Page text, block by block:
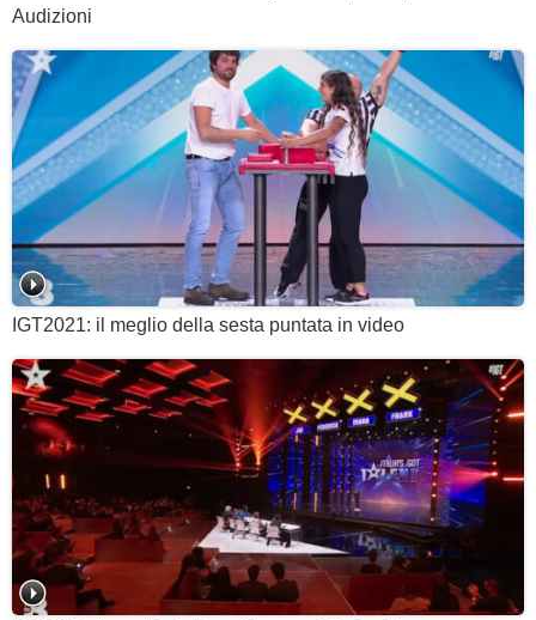
Audizioni
IGT2021: il meglio della sesta puntata in video